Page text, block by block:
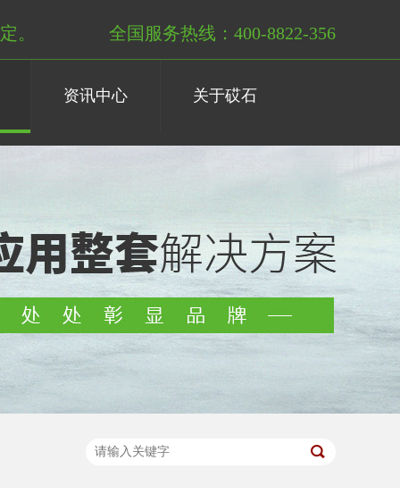
。 全国服务热线：400-8822-356
资讯中心 关于砹石